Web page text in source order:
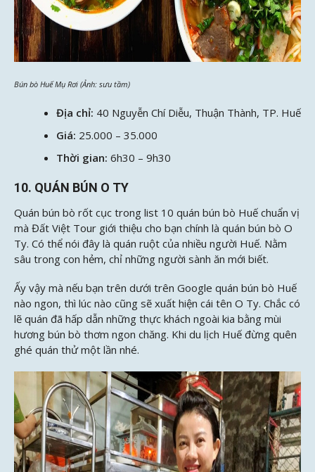
Bún bò Huế Mụ Rơi (Ảnh: sưu tầm)
Địa chỉ: 40 Nguyễn Chí Diễu, Thuận Thành, TP. Huế
Giá: 25.000 – 35.000
Thời gian: 6h30 – 9h30
10. QUÁN BÚN O TY
Quán bún bò rốt cục trong list 10 quán bún bò Huế chuẩn vị
mà Đất Việt Tour giới thiệu cho bạn chính là quán bún bò O
Ty. Có thể nói đây là quán ruột của nhiều người Huế. Nằm
sâu trong con hẻm, chỉ những người sành ăn mới biết.
Ấy vậy mà nếu bạn trên dưới trên Google quán bún bò Huế
nào ngon, thì lúc nào cũng sẽ xuất hiện cái tên O Ty. Chắc có
lẽ quán đã hấp dẫn những thực khách ngoài kia bằng mùi
hương bún bò thơm ngon chăng. Khi du lịch Huế đừng quên
ghé quán thử một lần nhé.